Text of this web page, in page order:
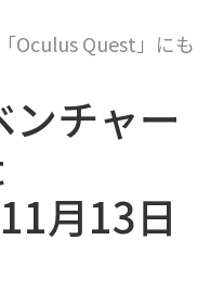
t
i
Oculus Quest」にも
ンチャー
月13日